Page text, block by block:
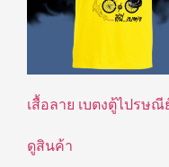
เสื้อลาย เบตงตู้ไปรษณี
ดูสินค้า